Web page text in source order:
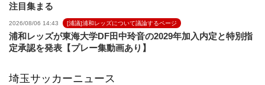
注目集まる
2026/08/06 14:43 [浦議]浦和レッズについて議論するページ
浦和レッズが東海大学DF田中玲音の2029年加入内定と特別指
定承認を発表【プレー集動画あり】
埼玉サッカーニュース